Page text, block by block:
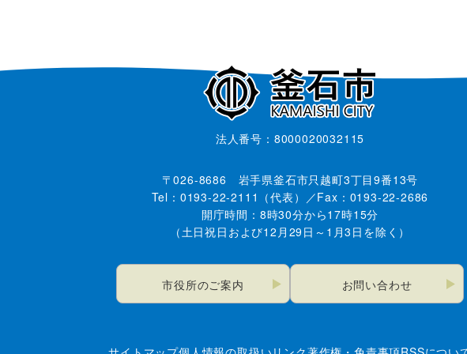
法人番号：8000020032115
〒026-8686 岩手県釜石市只越町3丁目9番13号
Tel：0193-22-2111（代表）／Fax：0193-22-2686
開庁時間：8時30分から17時15分
（土日祝日および12月29日～1月3日を除く）
市役所のご案内 お問い合わせ